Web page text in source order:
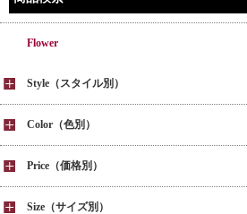
Flower
Style（スタイル別）
Color（色別）
Price（価格別）
Size（サイズ別）